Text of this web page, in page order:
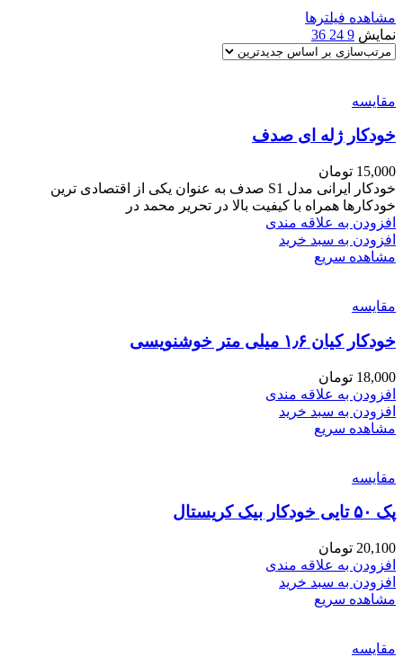
مشاهده فیلترها
نمایش 9
24
36
مقایسه
خودکار ژله ای صدف
15,000 تومان
خودکار ایرانی مدل S1 صدف به عنوان یکی از اقتصادی ترین
خودکارها همراه با کیفیت بالا در تحریر محمد در
افزودن به علاقه مندی
افزودن به سبد خرید
مشاهده سریع
مقایسه
خودکار کیان ۱٫۶ میلی متر خوشنویسی
18,000 تومان
افزودن به علاقه مندی
افزودن به سبد خرید
مشاهده سریع
مقایسه
پک ۵۰ تایی خودکار بیک کریستال
20,100 تومان
افزودن به علاقه مندی
افزودن به سبد خرید
مشاهده سریع
مقایسه